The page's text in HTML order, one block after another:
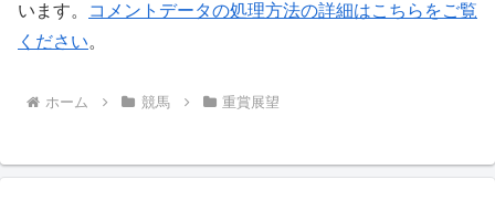
います。
コメントデータの処理方法の詳細はこちらをご覧
ください。
ホーム 競馬 重賞展望